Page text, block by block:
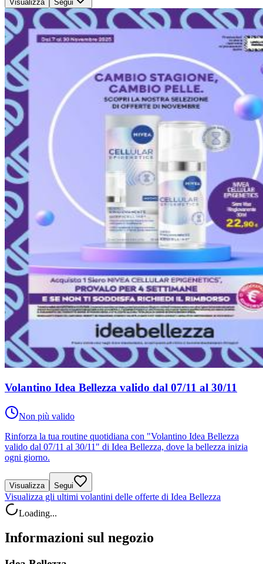
Visualizza Segui
Volantino Idea Bellezza valido dal 07/11 al 30/11
Non più valido
Rinforza la tua routine quotidiana con "Volantino Idea Bellezza
valido dal 07/11 al 30/11" di Idea Bellezza, dove la bellezza inizia
ogni giorno.
Visualizza Segui
Visualizza gli ultimi volantini delle offerte di Idea Bellezza
Loading...
Informazioni sul negozio